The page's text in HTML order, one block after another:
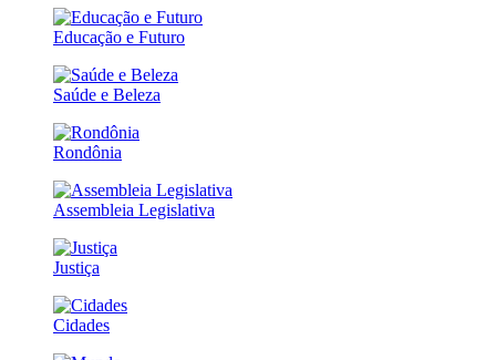
Educação e Futuro
Saúde e Beleza
Rondônia
Assembleia Legislativa
Justiça
Cidades